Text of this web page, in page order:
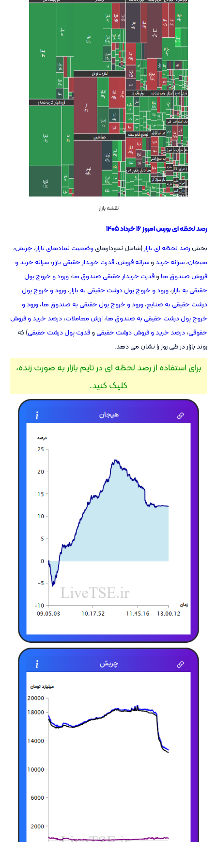
نقشه بازار
رصد لحظه ای بورس امروز ۱۶ خرداد ۱۴۰۵
بخشرصد لحظه ای بازار(شامل نمودارهایوضعیت نمادهای بازار، چربش،
هیجان،سرانه خریدوسرانه فروش،قدرت خریدار حقیقی بازار،سرانه خرید و
فروش صندوق هاوقدرت خریدار حقیقی صندوق ها،ورود و خروج پول
حقیقی به بازار،ورود و خروج پول درشت حقیقی به بازار،ورود و خروج پول
درشت حقیقی به صنایع،ورود و خروج پول حقیقی به صندوق ها،ورود و
خروج پول درشت حقیقی به صندوق ها،ارزش معاملات،درصد خرید و فروش
حقوقی،درصد خرید و فروش درشت حقیقیوقدرت پول درشت حقیقی) که
روند بازار در طی روز را نشان می دهد.
برای استفاده از رصد لحظه ای در تایم بازار به صورت زنده،
کلیک کنید.